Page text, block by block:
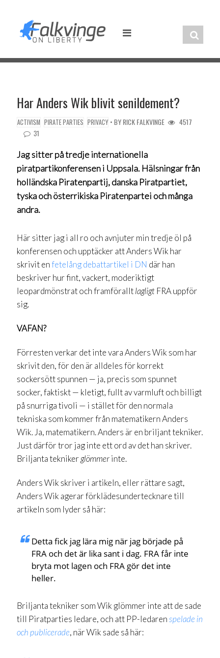
content
Har Anders Wik blivit senildement?
ACTIVISM PIRATE PARTIES PRIVACY • BYRICK FALKVINGE
4517
31
Jag sitter på tredje internationella
piratpartikonferensen i Uppsala. Hälsningar från
holländska Piratenpartij, danska Piratpartiet,
tyska och österrikiska Piratenpartei och många
andra.
Här sitter jag i all ro och avnjuter min tredje öl på
konferensen och upptäcker att Anders Wik har
skrivit enfetelång debattartikel i DN där han
beskriver hur fint, vackert, moderiktigt
leopardmönstrat och framföralltlagligt FRA uppför
sig.
VAFAN?
Förresten verkar det inte vara Anders Wik som har
skrivit den, för den är alldeles för korrekt
sockersött spunnen — ja, precis som spunnet
socker, faktiskt — kletigt, fullt av varmluft och billigt
på snurriga tivoli — i stället för den normala
tekniska som kommer från matematikern Anders
Wik. Ja, matematikern. Anders är en briljant tekniker.
Just därför tror jag inte ett ord av det han skriver.
Briljanta tekniker glömmerinte.
Anders Wik skriver i artikeln, eller rättare sagt,
Anders Wik agerar förklädesundertecknare till
artikeln som lyder så här:
Detta fick jag lära mig när jag började på
FRA och det är lika sant i dag. FRA får inte
bryta mot lagen och FRA gör det inte
heller.
Briljanta tekniker som Wik glömmer inte att de sade
till Piratparties ledare, och att PP-ledarenspelade in
och publicerade, när Wik sade så här: